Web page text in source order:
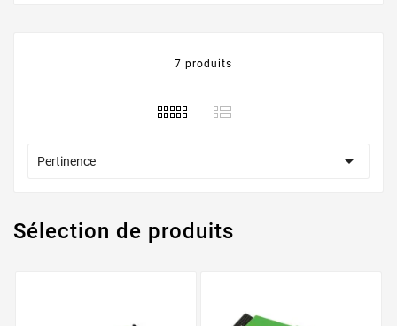
7 produits
Pertinence 
Sélection de produits